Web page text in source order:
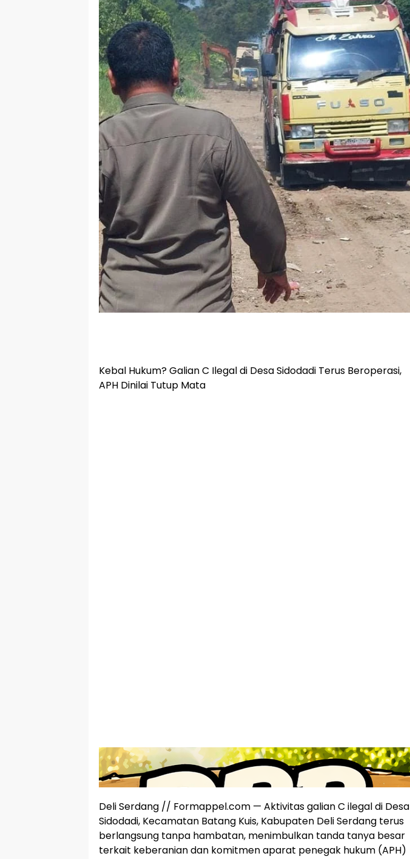
Kebal Hukum? Galian C Ilegal di Desa Sidodadi Terus Beroperasi,
APH Dinilai Tutup Mata
Deli Serdang // Formappel.com — Aktivitas galian C ilegal di Desa
Sidodadi, Kecamatan Batang Kuis, Kabupaten Deli Serdang terus
berlangsung tanpa hambatan, menimbulkan tanda tanya besar
terkait keberanian dan komitmen aparat penegak hukum (APH)